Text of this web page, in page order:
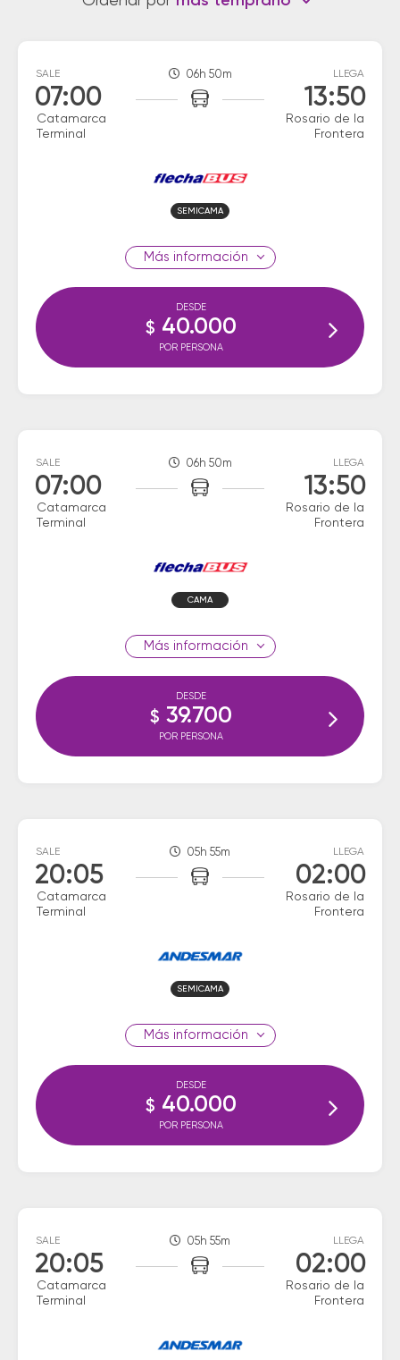
SALE
07:00
Catamarca
Terminal
06h 50m LLEGA
13:50
Rosario de la
Frontera
SEMICAMA
información
DESDE
$ 40.000
POR PERSONA
SALE
07:00
Catamarca
Terminal
06h 50m LLEGA
13:50
Rosario de la
Frontera
CAMA
información
DESDE
$ 39.700
POR PERSONA
SALE
20:05
Catamarca
Terminal
05h 55m LLEGA
02:00
Rosario de la
Frontera
SEMICAMA
información
DESDE
$ 40.000
POR PERSONA
SALE
20:05
Catamarca
Terminal
05h 55m LLEGA
02:00
Rosario de la
Frontera